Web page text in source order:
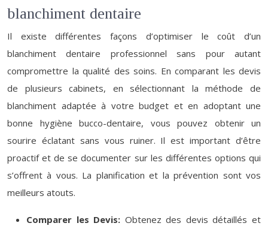
blanchiment dentaire
Il existe différentes façons d’optimiser le coût d’un
blanchiment dentaire professionnel sans pour autant
compromettre la qualité des soins. En comparant les devis
de plusieurs cabinets, en sélectionnant la méthode de
blanchiment adaptée à votre budget et en adoptant une
bonne hygiène bucco-dentaire, vous pouvez obtenir un
sourire éclatant sans vous ruiner. Il est important d’être
proactif et de se documenter sur les différentes options qui
s’offrent à vous. La planification et la prévention sont vos
meilleurs atouts.
Comparer les Devis: Obtenez des devis détaillés et